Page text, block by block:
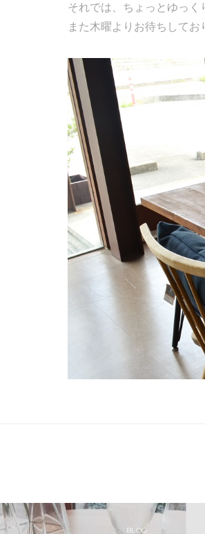
それでは、ちょっとゆっく
また木曜よりお待ちしてお
BLOG